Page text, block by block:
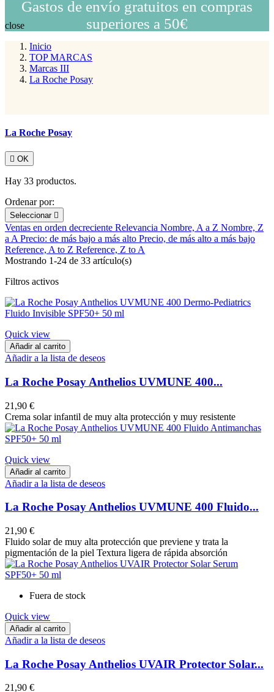
Gastos de envío gratuitos en compras
superiores a 50€
close
Inicio
TOP MARCAS
Marcas III
La Roche Posay
La Roche Posay
 OK
Hay 33 productos.
Ordenar por:
Seleccionar 
Ventas en orden decreciente Relevancia Nombre, A a Z Nombre, Z
a A Precio: de más bajo a más alto Precio, de más alto a más bajo
Reference, A to Z Reference, Z to A
Mostrando 1-24 de 33 artículo(s)
Filtros activos
Quick view
Añadir al carrito
Añadir a la lista de deseos
La Roche Posay Anthelios UVMUNE 400...
21,90 €
Crema solar infantil de muy alta protección y muy resistente
Quick view
Añadir al carrito
Añadir a la lista de deseos
La Roche Posay Anthelios UVMUNE 400 Fluido...
21,90 €
Fluido solar de muy alta protección que previene y trata la
pigmentación de la piel Textura ligera de rápida absorción
Fuera de stock
Quick view
Añadir al carrito
Añadir a la lista de deseos
La Roche Posay Anthelios UVAIR Protector Solar...
21,90 €